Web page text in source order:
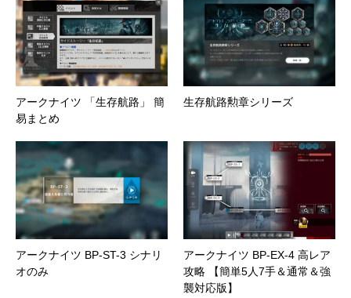
アークナイツ 「生存航路」 簡
易まとめ
生存航路勲章シリーズ
アークナイツ BP-ST-3 シナリ
オのみ
アークナイツ BP-EX-4 高レア
攻略 【簡単5人7手＆通常＆強
襲対応版】